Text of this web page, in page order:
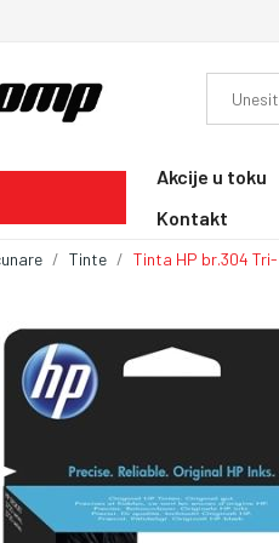
Akcije u toku
Kontakt
Tinte Tinta HP br.304